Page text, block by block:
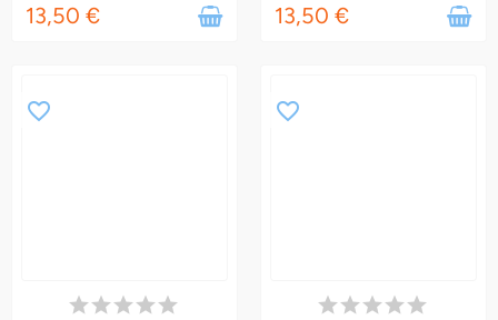
13,50 € 13,50 €
RUPTURE DE STOCK
favorite_border
DISPONIBLE
favorite_border